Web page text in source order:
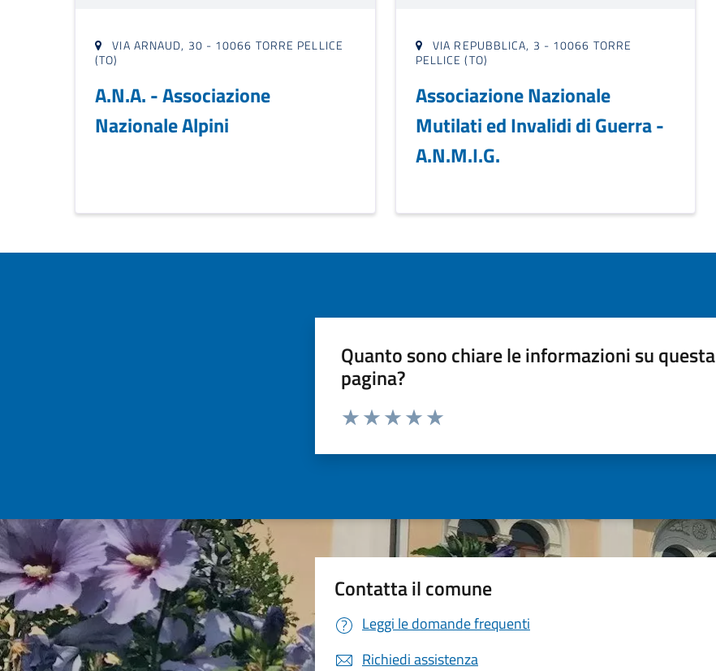
VIA ARNAUD, 30 - 10066 TORRE PELLICE
(TO)
A.N.A. - Associazione
Nazionale Alpini
VIA REPUBBLICA, 3 - 10066 TORRE
PELLICE (TO)
Associazione Nazionale
Mutilati ed Invalidi di Guerra -
A.N.M.I.G.
Quanto sono chiare le informazioni su questa
pagina?
Valuta da 1 a 5 stelle la pagina
Contatta il comune
Leggi le domande frequenti
Richiedi assistenza